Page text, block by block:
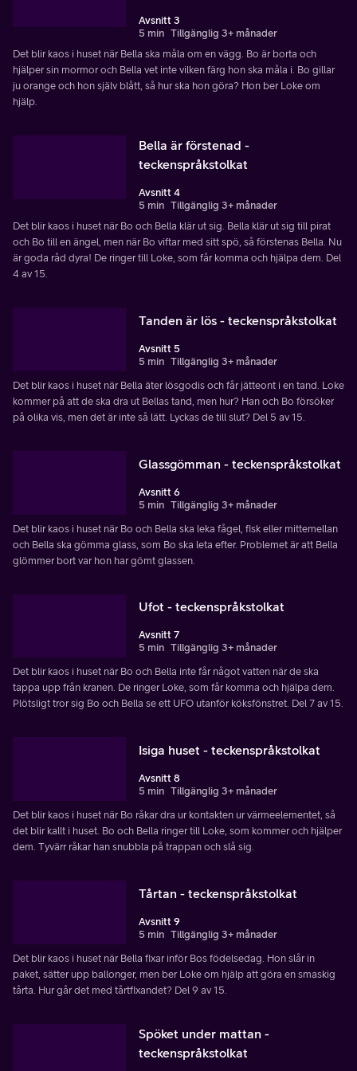
Avsnitt 3
5 min Tillgänglig 3+ månader
Det blir kaos i huset när Bella ska måla om en vägg. Bo är borta och
hjälper sin mormor och Bella vet inte vilken färg hon ska måla i. Bo gillar
ju orange och hon själv blått, så hur ska hon göra? Hon ber Loke om
hjälp.
Bella är förstenad -
teckenspråkstolkat
Avsnitt 4
5 min Tillgänglig 3+ månader
Det blir kaos i huset när Bo och Bella klär ut sig. Bella klär ut sig till pirat
och Bo till en ängel, men när Bo viftar med sitt spö, så förstenas Bella. Nu
är goda råd dyra! De ringer till Loke, som får komma och hjälpa dem. Del
4 av 15.
Tanden är lös - teckenspråkstolkat
Avsnitt 5
5 min Tillgänglig 3+ månader
Det blir kaos i huset när Bella äter lösgodis och får jätteont i en tand. Loke
kommer på att de ska dra ut Bellas tand, men hur? Han och Bo försöker
på olika vis, men det är inte så lätt. Lyckas de till slut? Del 5 av 15.
Glassgömman - teckenspråkstolkat
Avsnitt 6
5 min Tillgänglig 3+ månader
Det blir kaos i huset när Bo och Bella ska leka fågel, fisk eller mittemellan
och Bella ska gömma glass, som Bo ska leta efter. Problemet är att Bella
glömmer bort var hon har gömt glassen.
Ufot - teckenspråkstolkat
Avsnitt 7
5 min Tillgänglig 3+ månader
Det blir kaos i huset när Bo och Bella inte får något vatten när de ska
tappa upp från kranen. De ringer Loke, som får komma och hjälpa dem.
Plötsligt tror sig Bo och Bella se ett UFO utanför köksfönstret. Del 7 av 15.
Isiga huset - teckenspråkstolkat
Avsnitt 8
5 min Tillgänglig 3+ månader
Det blir kaos i huset när Bo råkar dra ur kontakten ur värmeelementet, så
det blir kallt i huset. Bo och Bella ringer till Loke, som kommer och hjälper
dem. Tyvärr råkar han snubbla på trappan och slå sig.
Tårtan - teckenspråkstolkat
Avsnitt 9
5 min Tillgänglig 3+ månader
Det blir kaos i huset när Bella fixar inför Bos födelsedag. Hon slår in
paket, sätter upp ballonger, men ber Loke om hjälp att göra en smaskig
tårta. Hur går det med tårtfixandet? Del 9 av 15.
Spöket under mattan -
teckenspråkstolkat